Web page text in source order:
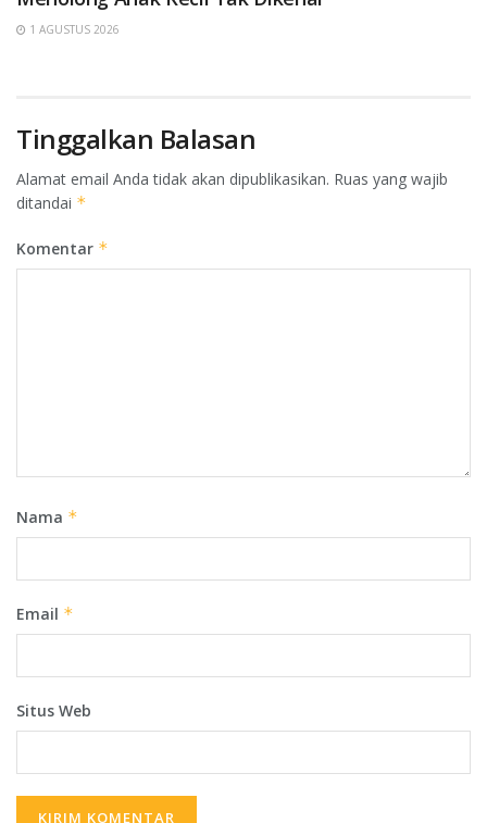
1 AGUSTUS 2026
Tinggalkan Balasan
Alamat email Anda tidak akan dipublikasikan. Ruas yang wajib
ditandai *
Komentar *
Nama *
Email *
Situs Web